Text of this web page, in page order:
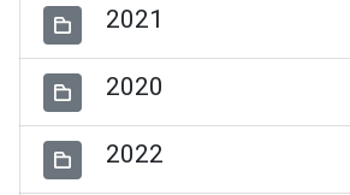
2021
2020
2022